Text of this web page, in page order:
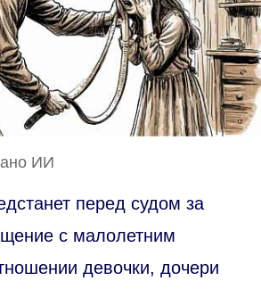
ИИ
перед судом за
с малолетним
девочки, дочери